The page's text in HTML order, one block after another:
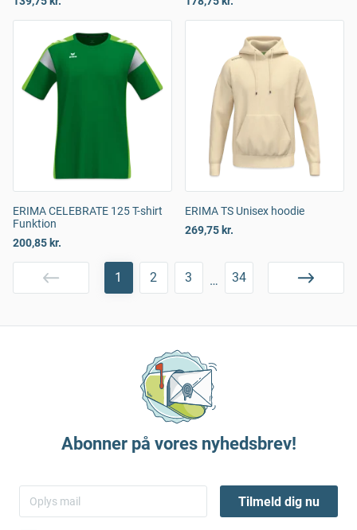
ERIMA CELEBRATE 125 T-shirt
Funktion
200,85 kr.
ERIMA TS Unisex hoodie
269,75 kr.
1 2 3 … 34
Abonner på vores nyhedsbrev!
Tilmeld dig nu